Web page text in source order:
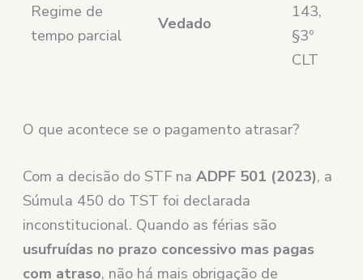
Regime de
tempo parcial
Vedado
143,
§3º
CLT
O que acontece se o pagamento atrasar?
Com a decisão do STF naADPF 501 (2023), a
Súmula 450 do TST foi declarada
inconstitucional. Quando as férias são
usufruídas no prazo concessivo mas pagas
com atraso, não há mais obrigação de